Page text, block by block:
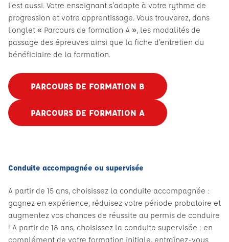
l'est aussi. Votre enseignant s'adapte à votre rythme de
progression et votre apprentissage. Vous trouverez, dans
l'onglet « Parcours de formation A », les modalités de
passage des épreuves ainsi que la fiche d'entretien du
bénéficiaire de la formation.
PARCOURS DE FORMATION B
PARCOURS DE FORMATION A
Conduite accompagnée ou supervisée
A partir de 15 ans, choisissez la conduite accompagnée :
gagnez en expérience, réduisez votre période probatoire et
augmentez vos chances de réussite au permis de conduire
! A partir de 18 ans, choisissez la conduite supervisée : en
complément de votre formation initiale, entraînez-vous